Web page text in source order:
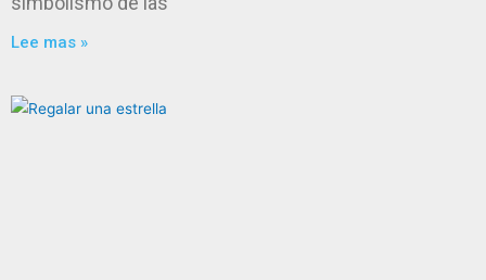
Lee mas »